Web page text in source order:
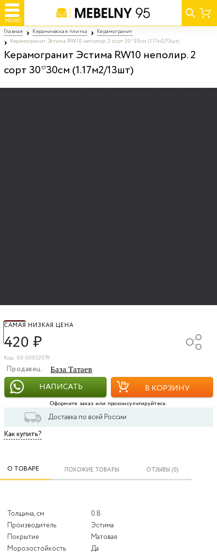
МЕНЮ
Главная Керамическая плитка
Керамогранит
Керамогранит Эстима RW10 неполир. 2 сорт 30*30см (1.17м2/13шт)
Керамогранит Эстима RW10 неполир. 2
сорт 30*30см (1.17м2/13шт)
САМАЯ НИЗКАЯ ЦЕНА
420 ₽
Код: 00-00032079
Продавец: База Татаев
НАПИСАТЬ В КОРЗИНУ
Оформите заказ или проконсультируйтесь:
Доставка по всей России
Как купить?
О ТОВАРЕ ПОХОЖИЕ ТОВАРЫ ОТЗЫВЫ (0)
Толщина, см
0.8
Производитель
Эстима
Покрытие
Матовая
Морозостойкость
Да